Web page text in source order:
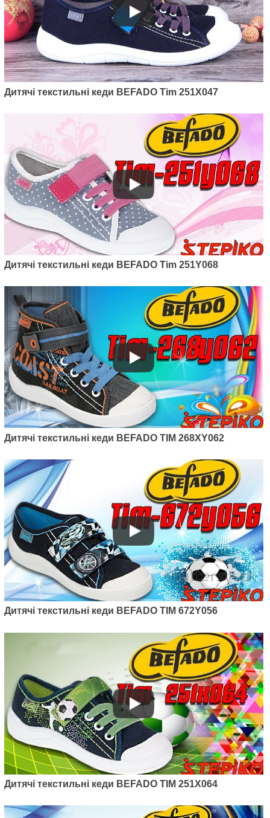
Артикул: 451Y004
Дитячі текстильні кеди Befado
Fun 451Y004
785грн.
Артикул: 351X002
Дитячі текстильні кеди Befado
Tim 351X002
Артикул: 907P121
Дитячі текстильні кеди Befado
Maxi 212P072
475грн.
Дитячі текстильні кеди BEFADO Tim 251X047
Дитячі текстильні кеди BEFADO Tim 251Y068
Дитячі текстильні кеди BEFADO TIM 268XY062
Дитячі текстильні кеди BEFADO TIM 672Y056
Дитячі текстильні кеди BEFADO TIM 251X064